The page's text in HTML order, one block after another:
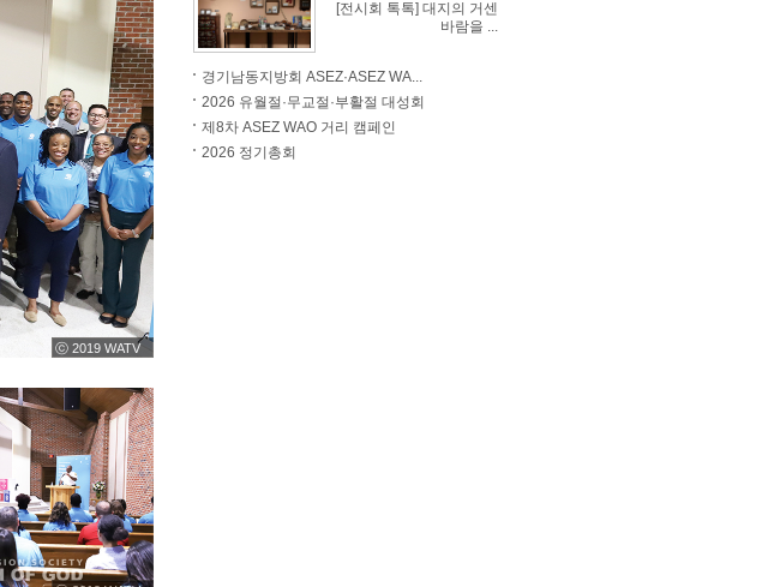
ⓒ 2019 WATV
[전시회 톡톡] 대지의 거센
바람을 ...
경기남동지방회 ASEZ·ASEZ WA...
2026 유월절·무교절·부활절 대성회
제8차 ASEZ WAO 거리 캠페인
2026 정기총회